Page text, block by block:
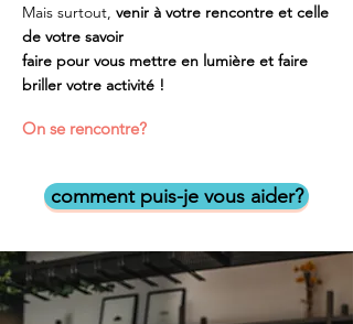
Mais surtout, venir à votre rencontre et celle
de votre savoir
faire pour vous mettre en lumière et faire
briller votre activité !
On se rencontre?
comment puis-je vous aider?